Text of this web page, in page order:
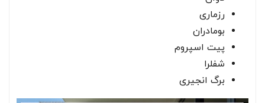
رزماری
بومادران
پیت اسپروم
شفلرا
برگ انجیری